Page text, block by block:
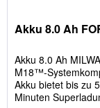
Akku 8.0 Ah
Akku 8.0 Ah
M18™-
Akku bietet bis zu
Minuten